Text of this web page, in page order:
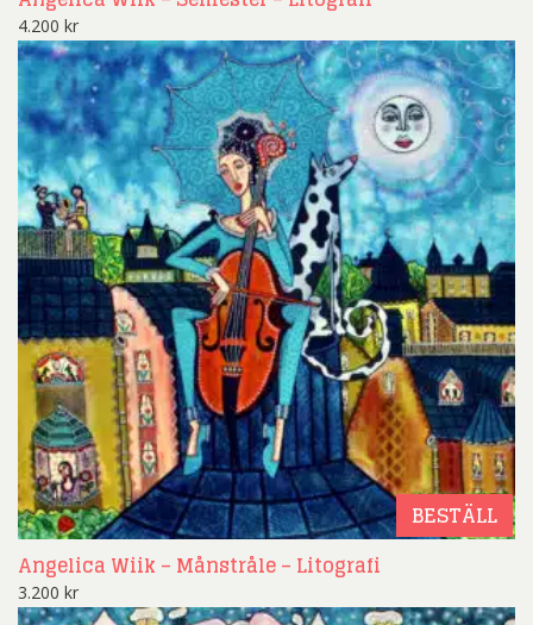
4.200 kr
BESTÄLL
Angelica Wiik – Månstråle – Litografi
3.200 kr